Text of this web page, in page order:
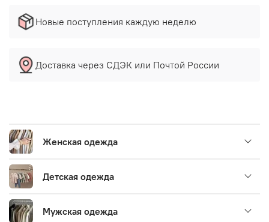
Новые поступления каждую неделю
Доставка через СДЭК или Почтой России
Женская одежда
Детская одежда
Мужская одежда